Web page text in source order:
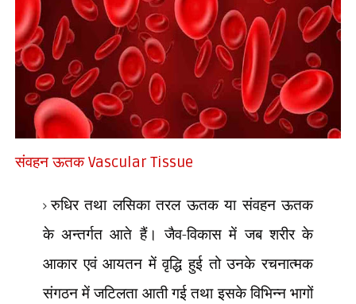
संवहन ऊतकVascular Tissue
रुधिर तथा लसिका तरल ऊतक या संवहन ऊतक
के अन्तर्गत आते हैं। जैव-विकास में जब शरीर के
आकार एवं आयतन में वृद्धि हुई तो उनके रचनात्मक
संगठन में जटिलता आती गई तथा इसके विभिन्न भागों